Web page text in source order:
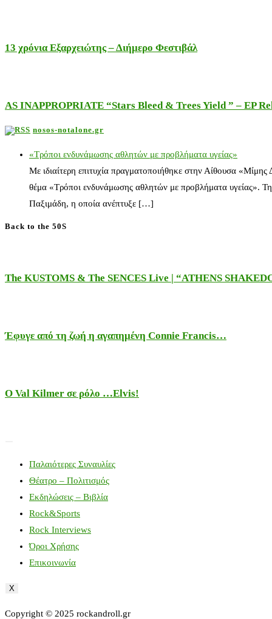
13 χρόνια Εξαρχειώτης – Διήμερο Φεστιβάλ
AS INAPPROPRIATE “Stars Bleed & Trees Yield ” – EP
nosos-notalone.gr
«Τρόποι ενδυνάμωσης αθλητών με προβλήματα υγείας»
Με ιδιαίτερη επιτυχία πραγματοποιήθηκε στην Αίθουσα
θέμα «Τρόποι ενδυνάμωσης αθλητών με προβλήματα υγείας».
Παξιμάδη, η οποία ανέπτυξε […]
Back to the 50S
The KUSTOMS & The SENCES Live | “ATHENS
Έφυγε από τη ζωή η αγαπημένη Connie Francis…
Ο Val Kilmer σε ρόλο …Elvis!
Παλαιότερες Συναυλίες
Θέατρο – Πολιτισμός
Εκδηλώσεις – Βιβλία
Rock&Sports
Rock Interviews
Όροι Χρήσης
Επικοινωνία
X
Copyright © 2025 rockandroll.gr